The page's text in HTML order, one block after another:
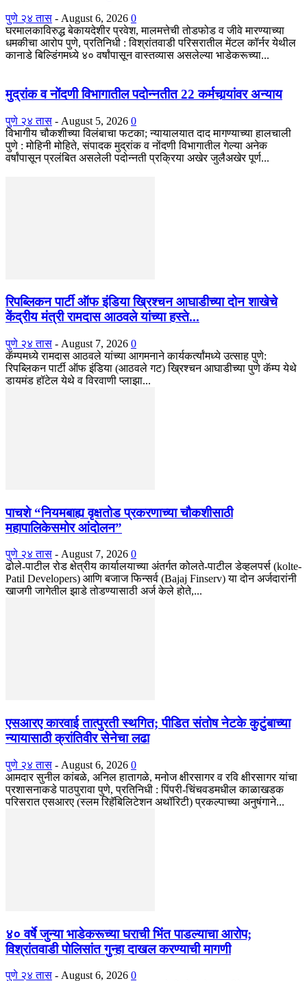
पुणे २४ तास - August 6, 2026 0
घरमालकाविरुद्ध बेकायदेशीर प्रवेश, मालमत्तेची तोडफोड व जीवे मारण्याच्या
धमकीचा आरोप पुणे, प्रतिनिधी : विश्रांतवाडी परिसरातील मेंटल कॉर्नर येथील
कानाडे बिल्डिंगमध्ये ४० वर्षांपासून वास्तव्यास असलेल्या भाडेकरूच्या...
मुद्रांक व नोंदणी विभागातील पदोन्नतीत 22 कर्मचार्‍यांवर अन्याय
पुणे २४ तास - August 5, 2026 0
विभागीय चौकशीच्या विलंबाचा फटका; न्यायालयात दाद मागण्याच्या हालचाली
पुणे : मोहिनी मोहिते, संपादक मुद्रांक व नोंदणी विभागातील गेल्या अनेक
वर्षांपासून प्रलंबित असलेली पदोन्नती प्रक्रिया अखेर जुलैअखेर पूर्ण...
रिपब्लिकन पार्टी ऑफ इंडिया ख्रिश्चन आघाडीच्या दोन शाखेचे
केंद्रीय मंत्री रामदास आठवले यांच्या हस्ते...
पुणे २४ तास - August 7, 2026 0
कॅम्पमध्ये रामदास आठवले यांच्या आगमनाने कार्यकर्त्यांमध्ये उत्साह पुणे:
रिपब्लिकन पार्टी ऑफ इंडिया (आठवले गट) ख्रिश्चन आघाडीच्या पुणे कॅम्प येथे
डायमंड हॉटेल येथे व विरवाणी प्लाझा...
पाचशे “नियमबाह्य वृक्षतोड प्रकरणाच्या चौकशीसाठी
महापालिकेसमोर आंदोलन”
पुणे २४ तास - August 7, 2026 0
ढोले-पाटील रोड क्षेत्रीय कार्यालयाच्या अंतर्गत कोलते-पाटील डेव्हलपर्स (kolte-
Patil Developers) आणि बजाज फिन्सर्व (Bajaj Finserv) या दोन अर्जदारांनी
खाजगी जागेतील झाडे तोडण्यासाठी अर्ज केले होते,...
एसआरए कारवाई तात्पुरती स्थगित; पीडित संतोष नेटके कुटुंबाच्या
न्यायासाठी क्रांतिवीर सेनेचा लढा
पुणे २४ तास - August 6, 2026 0
आमदार सुनील कांबळे, अनिल हातागळे, मनोज क्षीरसागर व रवि क्षीरसागर यांचा
प्रशासनाकडे पाठपुरावा पुणे, प्रतिनिधी : पिंपरी-चिंचवडमधील काळाखडक
परिसरात एसआरए (स्लम रिहॅबिलिटेशन अथॉरिटी) प्रकल्पाच्या अनुषंगाने...
४० वर्षे जुन्या भाडेकरूच्या घराची भिंत पाडल्याचा आरोप;
विश्रांतवाडी पोलिसांत गुन्हा दाखल करण्याची मागणी
पुणे २४ तास - August 6, 2026 0